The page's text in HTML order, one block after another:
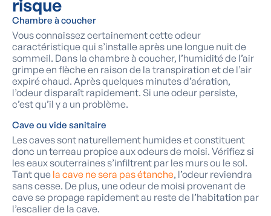
risque
Chambre à coucher
Vous connaissez certainement cette odeur
caractéristique qui s’installe après une longue nuit de
sommeil. Dans la chambre à coucher, l’humidité de l’air
grimpe en flèche en raison de la transpiration et de l’air
expiré chaud. Après quelques minutes d’aération,
l’odeur disparaît rapidement. Si une odeur persiste,
c’est qu’il y a un problème.
Cave ou vide sanitaire
Les caves sont naturellement humides et constituent
donc un terreau propice aux odeurs de moisi. Vérifiez si
les eaux souterraines s’infiltrent par les murs ou le sol.
Tant que la cave ne sera pas étanche, l’odeur reviendra
sans cesse. De plus, une odeur de moisi provenant de
cave se propage rapidement au reste de l’habitation par
l’escalier de la cave.